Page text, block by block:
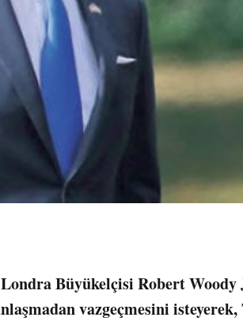
Büyükelçisi Robert
vazgeçmesini